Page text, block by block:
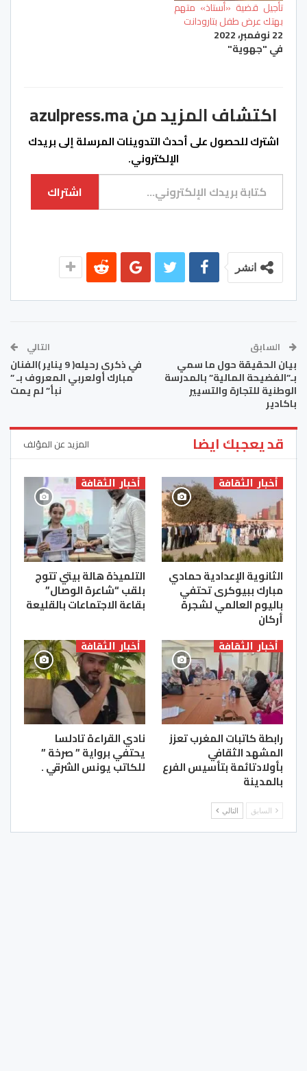
تأجيل قضية «أستاذ» متهم
بهتك عرض طفل بتارودانت
22 نوفمبر، 2022
في "جهوية"
اكتشاف المزيد من azulpress.ma
اشترك للحصول على أحدث التدوينات المرسلة إلى بريدك
الإلكتروني.
كتابة بريدك الإلكتروني...
اشتراك
انشر
السابق
بيان الحقيقة حول ما سمي
بـ”الفضيحة المالية” بالمدرسة
الوطنية للتجارة والتسيير
باكادير
التالي
في ذكرى رحيله( 9 يناير )الفنان
مبارك أولعربي المعروف بـ ”
نبأ” لم يمت
قد يعجبك ايضا المزيد عن المؤلف
أخبار الثقافة
الثانوية الإعدادية حمادي
مبارك ببيوكرى تحتفي
باليوم العالمي لشجرة
أركان
أخبار الثقافة
التلميذة هالة بيتي تتوج
بلقب “شاعرة الوصال”
بقاعة الاجتماعات بالقليعة
أخبار الثقافة
رابطة كاتبات المغرب تعزز
المشهد الثقافي
بأولادتائمة بتأسيس الفرع
بالمدينة
أخبار الثقافة
نادي القراءة تادلسا
يحتفي برواية ” صرخة ”
للكاتب يونس الشرقي .
السابق التالي